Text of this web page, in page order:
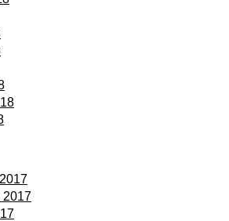
2017